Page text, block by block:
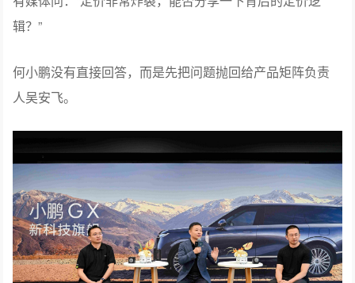
辑？”
何小鹏没有直接回答，而是先把问题抛回给产品矩阵负责
人吴安飞。